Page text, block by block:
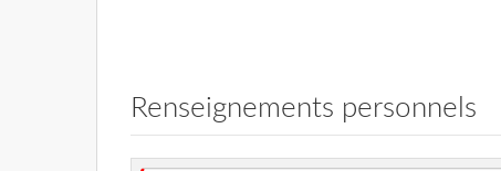
Renseignements personnels